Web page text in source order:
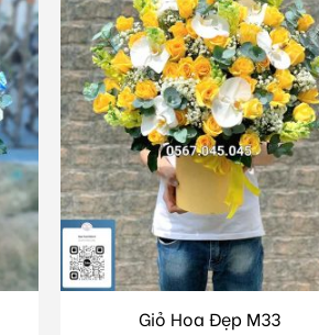
Giỏ Hoa Đẹp M33